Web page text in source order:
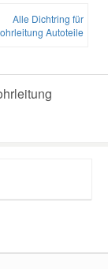
Alle Dichtring für
Autoteile